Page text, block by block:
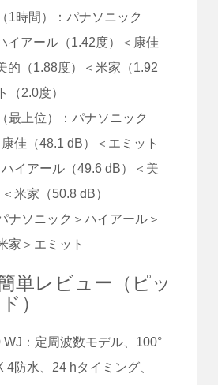
1時間）：パナソニック
イアール（1.42度）＜康佳
的（1.88度）＜米家（1.92
（2.0度）
最上位）：パナソニック
康佳（48.1 dB）＜エミット
ハイアール（49.6 dB）＜美
米家（50.8 dB）
ナソニック＞ハイアール＞
家＞エミット
単レビュー（ピッ
）
：定周波数モデル、100°
4防水、24 hタイミング、